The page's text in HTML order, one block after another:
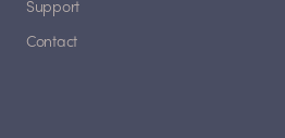
Support
Contact